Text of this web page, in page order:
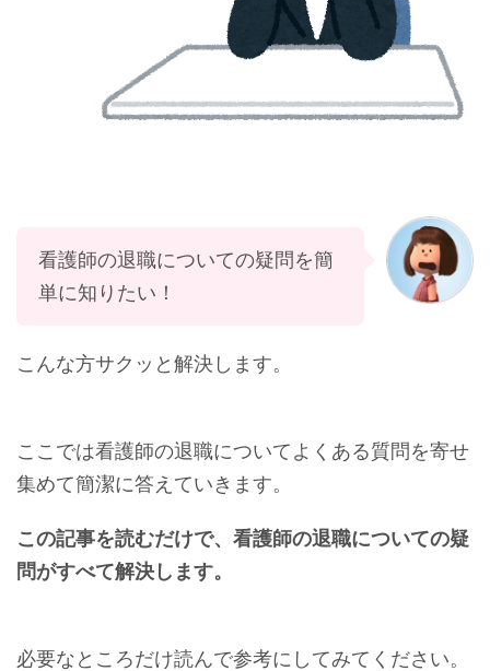
看護師の退職についての疑問を簡
単に知りたい！
こんな方サクッと解決します。
ここでは看護師の退職についてよくある質問を寄せ
集めて簡潔に答えていきます。
この記事を読むだけで、看護師の退職についての疑
問がすべて解決します。
必要なところだけ読んで参考にしてみてください。